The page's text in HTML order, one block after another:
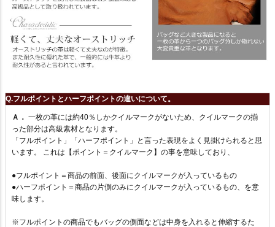
Q.フルポイントとハーフポイントの違いについて。
Ａ． 一枚の革には約40％しかクイルマークがないため、クイルマークの揃
った部分は高級素材となります。
「フルポイント」「ハーフポイント」と言った表現をよく見掛けられると思
います。 これは【ポイント＝クイルマーク】の事を意味しており、
●フルポイント＝商品の前面、後面にクイルマークが入っているもの
●ハーフポイント＝商品の片側のみにクイルマークが入っているもの、を意
味します。
※フルポイントの商品でもバッグの側面などは中身を入れると伸縮するた